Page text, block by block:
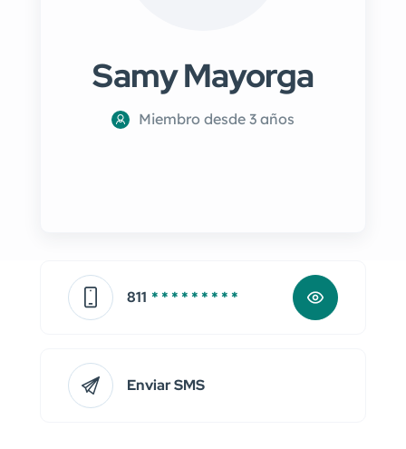
Samy Mayorga
Miembro desde 3 años
811 * * * * * * * * *
Enviar SMS